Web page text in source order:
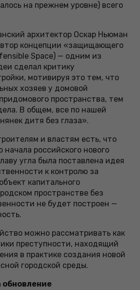
на прежнем уровне) всего
архитектор Оскар Ньюман
концепции «защищающего
Space) — одним из
сделал критику
мотивируя это тем, что
хозяев у домовой
пространства, тем
В общем, все по нашей
дитя без глаза».
и властям есть, что
начала российского нового
угла была поставлена идея
к контролю за
капитального
пространстве без
не будет построен —
можно рассматривать как
преступности, находящий
в практике создания новой
городской среды.
обновление